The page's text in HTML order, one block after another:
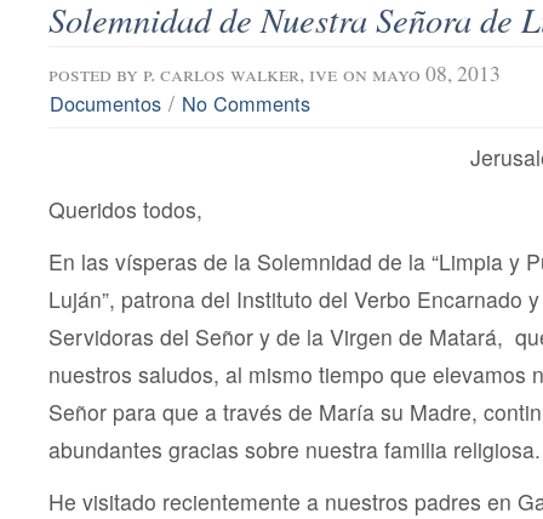
Solemnidad de Nuestra Señora de
posted by p. carlos walker, ive on mayo 08, 2013
Documentos / No Comments
Queridos todos,
En las vísperas de la Solemnidad de la “Limpia y
Luján”, patrona del Instituto del Verbo Encarnado
Servidoras del Señor y de la Virgen de Matará,
nuestros saludos, al mismo tiempo que elevamos
Señor para que a través de María su Madre,
abundantes gracias sobre nuestra familia religiosa.
He visitado recientemente a nuestros padres en